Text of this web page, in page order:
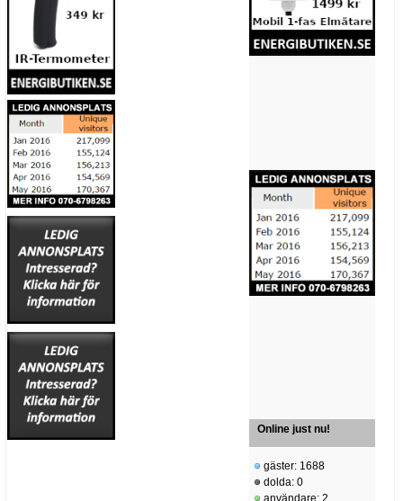
Online just nu!
gäster: 1688
dolda: 0